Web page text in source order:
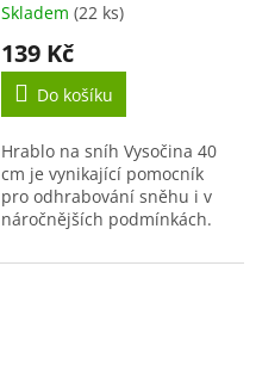
Průměrné
hodnocení
produktu
5,0
5
hvězdiček.
Skladem (22 ks)
139 Kč
Do košíku
Hrablo na sníh Vysočina 40
cm je vynikající pomocník
pro odhrabování sněhu i v
náročnějších podmínkách.
vyrobena z kvalitního